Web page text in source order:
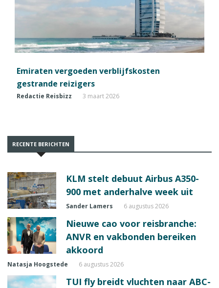
Emiraten vergoeden verblijfskosten
gestrande reizigers
Redactie Reisbizz 3 maart 2026
RECENTE BERICHTEN
KLM stelt debuut Airbus A350-
900 met anderhalve week uit
Sander Lamers 6 augustus 2026
Nieuwe cao voor reisbranche:
ANVR en vakbonden bereiken
akkoord
Natasja Hoogstede 6 augustus 2026
TUI fly breidt vluchten naar ABC-